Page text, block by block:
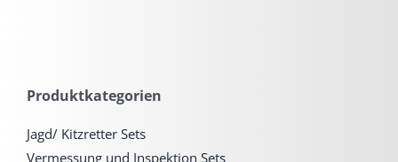
Produktkategorien
Jagd/ Kitzretter Sets
Vermessung und Inspektion Sets